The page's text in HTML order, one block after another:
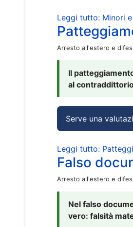
Leggi tutto: Minori
Arresto all'estero e
Il
al
Serve una
Leggi tutto:
Falso
Arresto all'estero e
Nel falso
vero: falsità